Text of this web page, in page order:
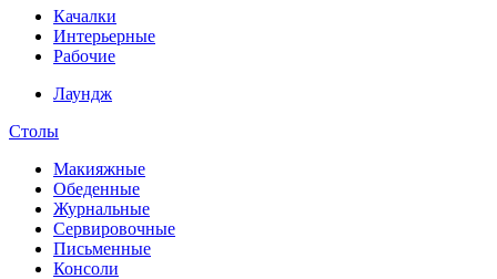
Качалки
Интерьерные
Рабочие
Лаундж
Столы
Макияжные
Обеденные
Журнальные
Сервировочные
Письменные
Консоли